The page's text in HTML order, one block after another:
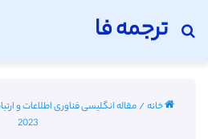
ترجمه فا
جستجو برای
خانه/
2023